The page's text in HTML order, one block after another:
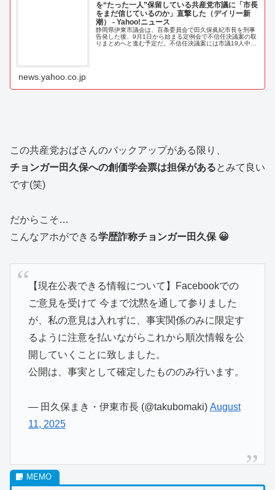
を“たった一人”保留している共産党市議に「市長
をまだ信じているのか」直撃した（デイリー新
潮） - Yahoo!ニュース
静岡県伊東市議会は、百条委員会で田久保眞紀市長を刑事
告発した後、9月1日から始まる定例会で不信任決議案の取
りまとめへと進む予定だ。不信任決議案には市議19人中18
news.yahoo.co.jp
この共産党おばさんのバックアップがある限り、
チョンガー田久保への創価学会票は担保があるとみて良い
です(笑)
だからこそ…
こんなアホができる学歴詐称チョンガー田久保 😀
【現在公表できる情報について】Facebookでの
ご意見を受けて 今まで沈黙を通して参りました
が、私の意見は入れずに、事実関係のみに限定す
るように注意を払いながらこれから順次情報を公
開していくことに致しました。
公開は、事実として確定したもののみ行います。
— 田久保まき・伊東市長 (@takubomaki) August
11, 2025